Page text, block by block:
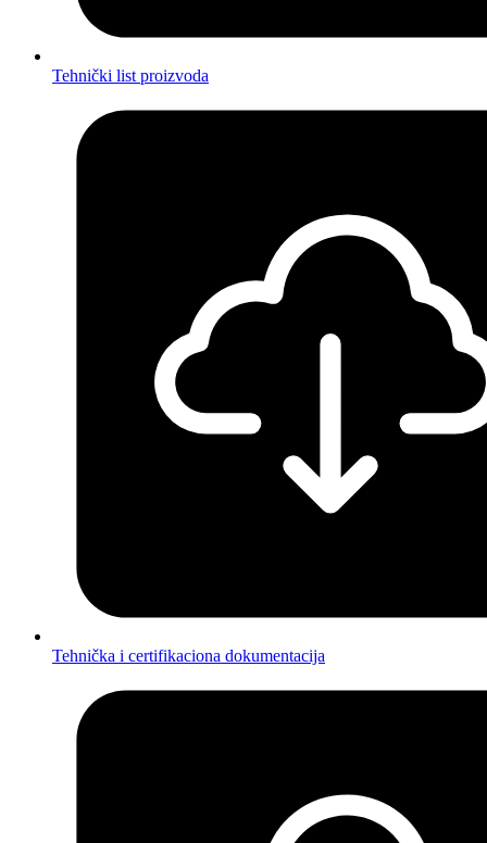
Tehnički list proizvoda
Tehnička i certifikaciona dokumentacija